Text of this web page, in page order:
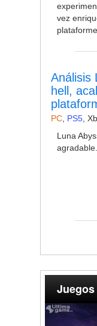
vez
Análisis
hell,
PC PS5 ,
Luna